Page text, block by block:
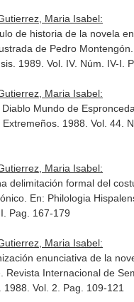
Maria Isabel:
de historia de la novela
de Pedro Montengón.
. 1989. Vol. IV. Núm. IV-I.
Maria Isabel:
Mundo de
Extremeños. 1988. Vol. 44.
Maria Isabel:
delimitación formal del
En: Philologia
Pag. 167-179
Maria Isabel:
enunciativa de la
Revista Internacional de
. 1988. Vol. 2. Pag. 109-121